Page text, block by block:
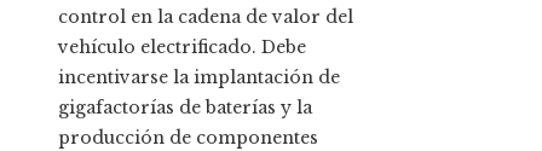
control en la cadena de valor del
vehículo electrificado. Debe
incentivarse la implantación de
gigafactorías de baterías y la
producción de componentes